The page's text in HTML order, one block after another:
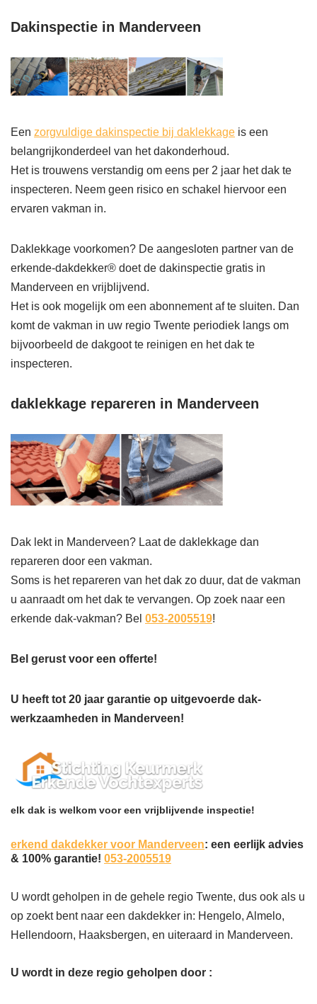
Dakinspectie in Manderveen
Een zorgvuldige dakinspectie bij daklekkage is een
belangrijkonderdeel van het dakonderhoud.
Het is trouwens verstandig om eens per 2 jaar het dak te
inspecteren. Neem geen risico en schakel hiervoor een
ervaren vakman in.
Daklekkage voorkomen? De aangesloten partner van de
erkende-dakdekker® doet de dakinspectie gratis in
Manderveen en vrijblijvend.
Het is ook mogelijk om een abonnement af te sluiten. Dan
komt de vakman in uw regio Twente periodiek langs om
bijvoorbeeld de dakgoot te reinigen en het dak te
inspecteren.
daklekkage repareren in Manderveen
Dak lekt in Manderveen? Laat de daklekkage dan
repareren door een vakman.
Soms is het repareren van het dak zo duur, dat de vakman
u aanraadt om het dak te vervangen. Op zoek naar een
erkende dak-vakman? Bel 053-2005519!
Bel gerust voor een offerte!
U heeft tot 20 jaar garantie op uitgevoerde dak-
werkzaamheden in Manderveen!
elk dak is welkom voor een vrijblijvende inspectie!
erkend dakdekker voor Manderveen: een eerlijk advies
& 100% garantie! 053-2005519
U wordt geholpen in de gehele regio Twente, dus ook als u
op zoekt bent naar een dakdekker in: Hengelo, Almelo,
Hellendoorn, Haaksbergen, en uiteraard in Manderveen.
U wordt in deze regio geholpen door :